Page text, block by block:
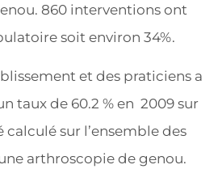
860 interventions ont
soit environ 34%.
et des praticiens a
taux de 60.2 % en 2009 sur
calculé sur l’ensemble des
arthroscopie de genou.